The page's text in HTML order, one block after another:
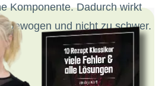
Komponente. Dadurch wirkt
und nicht zu schwer.